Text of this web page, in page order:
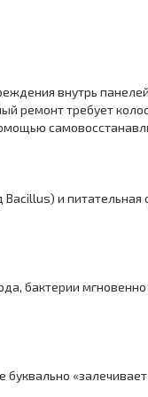
внутрь
ремонт требует
и питательная
бактерии